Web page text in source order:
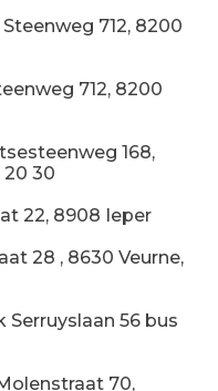
712, 8200
712, 8200
168,
20 30
22, 8908 Ieper
28 , 8630 Veurne,
Serruyslaan 56 bus
70,